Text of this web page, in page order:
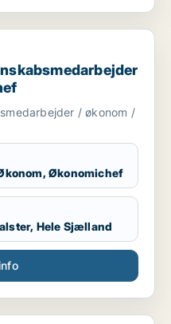
/ økonom /
/ økonom /
Økonomichef
Hele Sjælland